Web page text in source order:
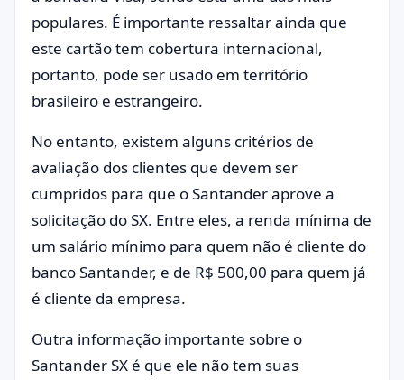
populares. É importante ressaltar ainda que
este cartão tem cobertura internacional,
portanto, pode ser usado em território
brasileiro e estrangeiro.
No entanto, existem alguns critérios de
avaliação dos clientes que devem ser
cumpridos para que o Santander aprove a
solicitação do SX. Entre eles, a renda mínima de
um salário mínimo para quem não é cliente do
banco Santander, e de R$ 500,00 para quem já
é cliente da empresa.
Outra informação importante sobre o
Santander SX é que ele não tem suas